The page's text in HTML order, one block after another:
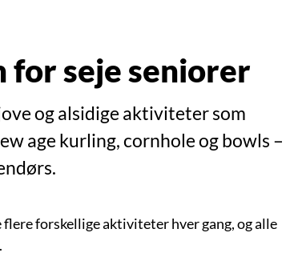
seje seniorer
og alsidige aktiviteter som
age kurling, cornhole og bowls –
forskellige aktiviteter hver gang, og alle